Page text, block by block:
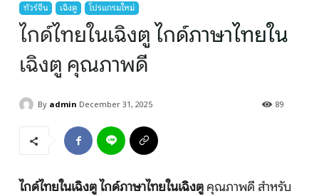
บริษัทเบสเฟรนด์ ฮอลิเดย์
เส้นทางที่ต้องการ
ทัวร์จีน เฉิงตู โปรแกรมใหม่
ไกด์ไทยในเฉิงตู ไกด์ภาษาไทยใน
เฉิงตู คุณภาพดี
By admin December 31, 2025 89
ไกด์ไทยในเฉิงตูไกด์ภาษาไทยในเฉิงตู คุณภาพดี สำหรับ